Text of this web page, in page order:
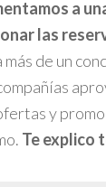
a
las
de un
y
Te explico